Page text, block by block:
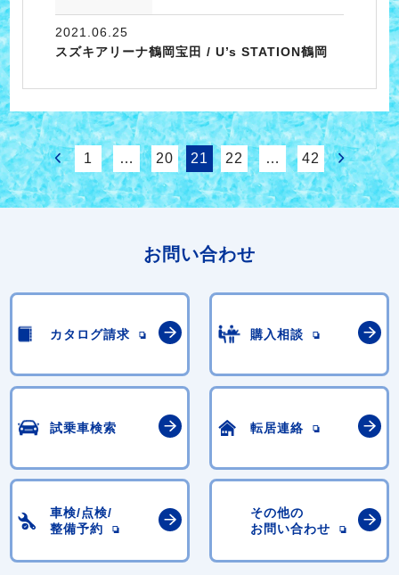
2021.06.25
スズキアリーナ鶴岡宝田 / U’s STATION鶴岡
1 … 20 21 22 … 42
お問い合わせ
カタログ請求 購入相談
試乗車検索 転居連絡
車検/点検/
整備予約
その他の
お問い合わせ